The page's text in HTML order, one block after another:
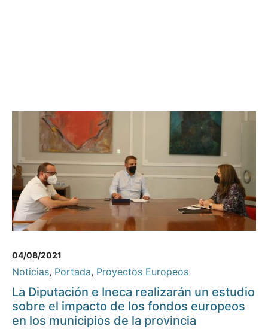
04/08/2021
Noticias, Portada, Proyectos Europeos
La Diputación e Ineca realizarán un estudio
sobre el impacto de los fondos europeos
en los municipios de la provincia